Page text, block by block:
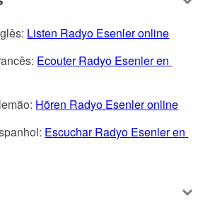
Listen Radyo Esenler online
Ecouter Radyo Esenler en
Hören Radyo Esenler online
Escuchar Radyo Esenler en